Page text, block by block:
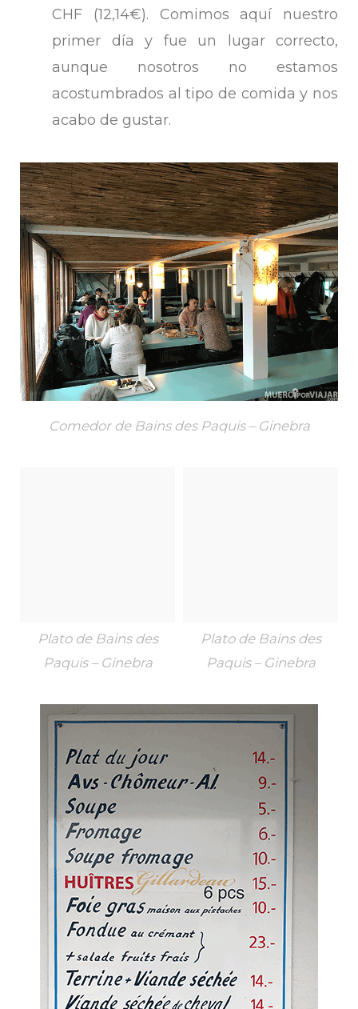
CHF (12,14€). Comimos aquí nuestro
primer día y fue un lugar correcto,
aunque nosotros no estamos
acostumbrados al tipo de comida y nos
acabo de gustar.
Comedor de Bains des Paquis – Ginebra
Plato de Bains des
Paquis – Ginebra
Plato de Bains des
Paquis – Ginebra